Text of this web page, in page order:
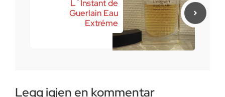
L´Instant de
Guerlain Eau
Extréme
Legg igjen en kommentar